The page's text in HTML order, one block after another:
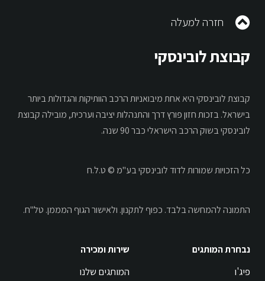
חזרה למעלה
קבוצת לובינסקי
קבוצת לובינסקי היא אחת מיבואניות הרכב הוותיקות והגדולות ביותר
בישראל. בזכות חזון פורץ דרך והתנהלות יציבה וערכית, מובילה קבוצת
לובינסקי בשוק הרכב הישראלי כבר 90 שנה.
כל הזכויות שמורות לדוד לובינסקי בע"מ © ט.ל.ח
התמונה להמחשה בלבד. כפוף לתקנון. ולאישור הגוף המממן. טל"ח.
נבחרת המותגים
פיג'ו
שירות ומכירה
המותגים שלנו